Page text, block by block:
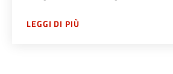
LEGGI DI PIÙSU